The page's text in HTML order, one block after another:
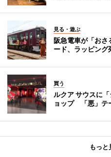
見る・遊ぶ
阪急電車が「お
ード、ラッピング
買う
ルクア サウスに
ョップ 「悪」テ
もっと